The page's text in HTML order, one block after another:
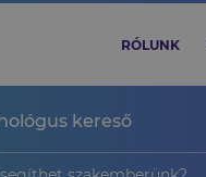
RÓLUNK
kereső